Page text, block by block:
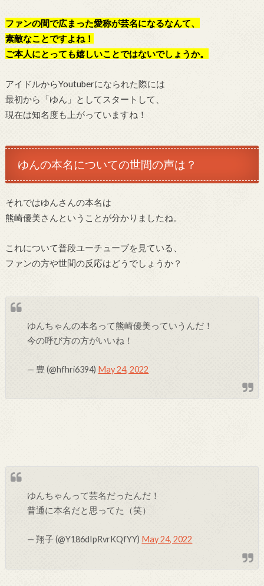
ファンの間で広まった愛称が芸名になるなんて、
素敵なことですよね！
ご本人にとっても嬉しいことではないでしょうか。
アイドルからYoutuberになられた際には
最初から「ゆん」としてスタートして、
現在は知名度も上がっていますね！
ゆんの本名についての世間の声は？
それではゆんさんの本名は
熊崎優美さんということが分かりましたね。
これについて普段ユーチューブを見ている、
ファンの方や世間の反応はどうでしょうか？
ゆんちゃんの本名って熊崎優美っていうんだ！
今の呼び方の方がいいね！
— 豊 (@hfhri6394) May 24, 2022
ゆんちゃんって芸名だったんだ！
普通に本名だと思ってた（笑）
— 翔子 (@Y186dIpRvrKQfYY) May 24, 2022